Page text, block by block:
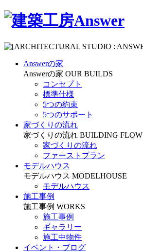
Answerの家
Answerの家 OUR BUILDS
コンセプト
標準仕様
5つの約束
5つのサポート
家づくりの流れ
家づくりの流れ BUILDING FLOW
家づくりの流れ
ファーストプラン
モデルハウス
モデルハウス MODELHOUSE
モデルハウス
施工事例
施工事例 WORKS
施工事例
ギャラリー
施工中物件
イベント・ブログ